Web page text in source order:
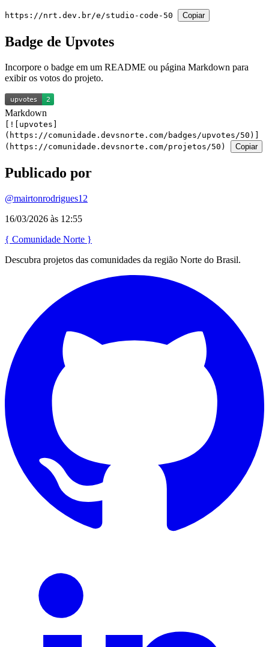
https://nrt.dev.br/e/studio-code-50 Copiar
Badge de Upvotes
Incorpore o badge em um README ou página Markdown para
exibir os votos do projeto.
Markdown
[![upvotes]
(https://comunidade.devsnorte.com/badges/upvotes/50)]
(https://comunidade.devsnorte.com/projetos/50)
Copiar
Publicado por
@mairtonrodrigues12
16/03/2026 às 12:55
{ Comunidade Norte }
Descubra projetos das comunidades da região Norte do Brasil.